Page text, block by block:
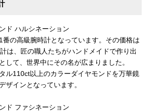
ド ハルシネーション
番の高級腕時計となっています。その価格は
は、匠の職人たちがハンドメイドで作り出
して、世界中にその名が広まりました。
ル110ct以上のカラーダイヤモンドを万華鏡
ザインとなっています。
ド ファシネーション